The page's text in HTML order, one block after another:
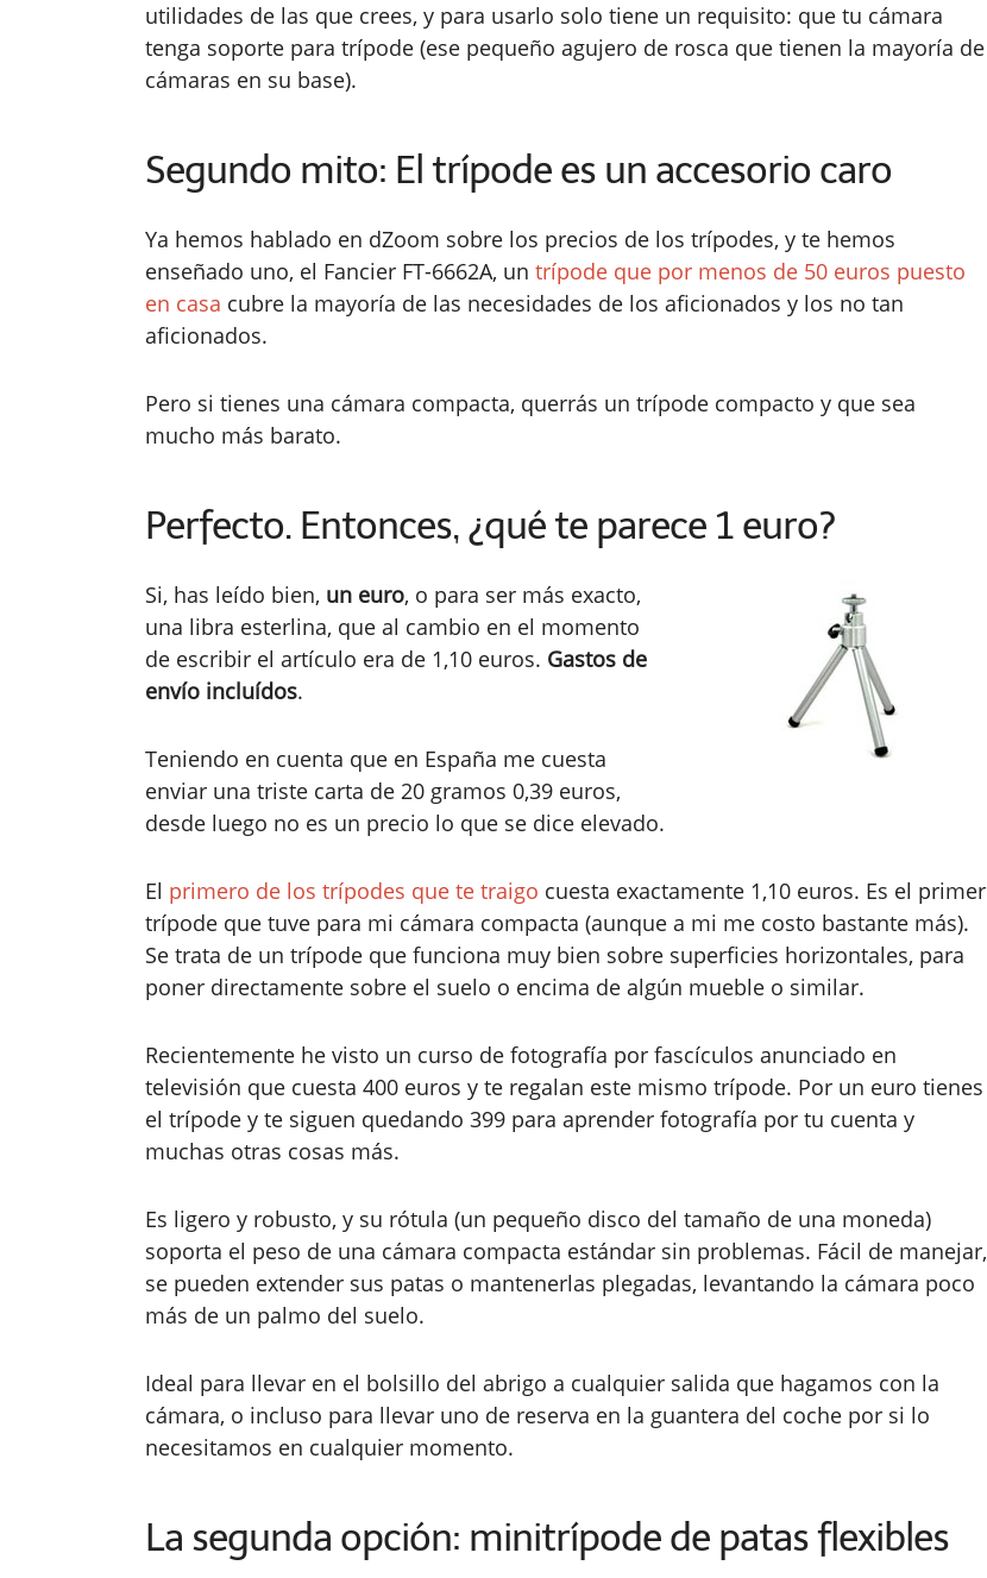
utilidades de las que crees, y para usarlo solo tiene un requisito: que tu cámara
tenga soporte para trípode (ese pequeño agujero de rosca que tienen la mayoría de
cámaras en su base).
Segundo mito: El trípode es un accesorio caro
Ya hemos hablado en dZoom sobre los precios de los trípodes, y te hemos
enseñado uno, el Fancier FT-6662A, un trípode que por menos de 50 euros puesto
en casa cubre la mayoría de las necesidades de los aficionados y los no tan
aficionados.
Pero si tienes una cámara compacta, querrás un trípode compacto y que sea
mucho más barato.
Perfecto. Entonces, ¿qué te parece 1 euro?
Si, has leído bien, un euro, o para ser más exacto,
una libra esterlina, que al cambio en el momento
de escribir el artículo era de 1,10 euros. Gastos de
envío incluídos.
Teniendo en cuenta que en España me cuesta
enviar una triste carta de 20 gramos 0,39 euros,
desde luego no es un precio lo que se dice elevado.
El primero de los trípodes que te traigo cuesta exactamente 1,10 euros. Es el primer
trípode que tuve para mi cámara compacta (aunque a mi me costo bastante más).
Se trata de un trípode que funciona muy bien sobre superficies horizontales, para
poner directamente sobre el suelo o encima de algún mueble o similar.
Recientemente he visto un curso de fotografía por fascículos anunciado en
televisión que cuesta 400 euros y te regalan este mismo trípode. Por un euro tienes
el trípode y te siguen quedando 399 para aprender fotografía por tu cuenta y
muchas otras cosas más.
Es ligero y robusto, y su rótula (un pequeño disco del tamaño de una moneda)
soporta el peso de una cámara compacta estándar sin problemas. Fácil de manejar,
se pueden extender sus patas o mantenerlas plegadas, levantando la cámara poco
más de un palmo del suelo.
Ideal para llevar en el bolsillo del abrigo a cualquier salida que hagamos con la
cámara, o incluso para llevar uno de reserva en la guantera del coche por si lo
necesitamos en cualquier momento.
La segunda opción: minitrípode de patas flexibles